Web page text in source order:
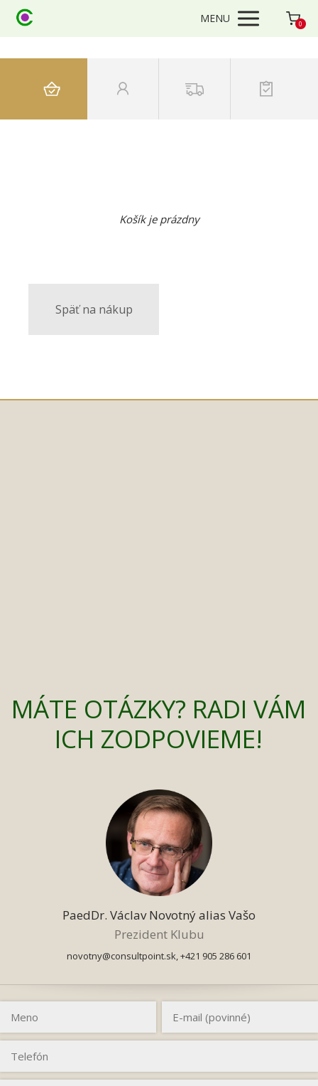
MENU 0
Košík je prázdny
Späť na nákup
MÁTE OTÁZKY? RADI VÁM
ICH ZODPOVIEME!
PaedDr. Václav Novotný alias Vašo
Prezident Klubu
novotny@consultpoint.sk, +421 905 286 601